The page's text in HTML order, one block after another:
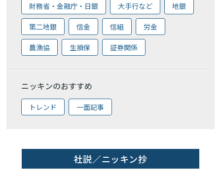
財務省・金融庁・日銀 大手行など 地銀
第二地銀 信金 信組 労金
農漁協 生損保 証券関係
ニッキンのおすすめ
トレンド 一面記事
社説／ニッキン抄